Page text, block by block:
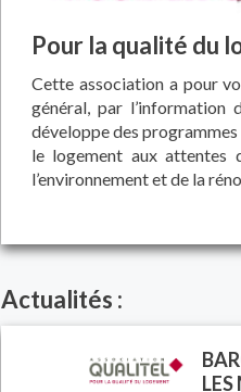
Pour la qualité du
Cette association a pour
général, par
développe des
le logement aux attentes
l’environnement et de la
Actualités :